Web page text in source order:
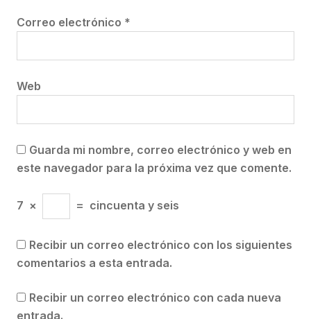
Correo electrónico *
Web
Guarda mi nombre, correo electrónico y web en
este navegador para la próxima vez que comente.
7 × = cincuenta y seis
Recibir un correo electrónico con los siguientes
comentarios a esta entrada.
Recibir un correo electrónico con cada nueva
entrada.